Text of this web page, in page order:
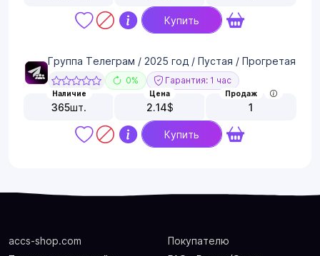
Купить
Группа Телеграм / 2025 год / Пустая / Прогретая
0% Гарантия: 1 час
Наличие
365шт.
Цена
2.14$
Продаж
1
Купить
accs-shop.com Покупателю